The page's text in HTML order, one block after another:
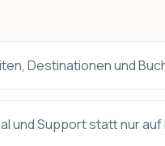
Destinationen und
und Support statt nur